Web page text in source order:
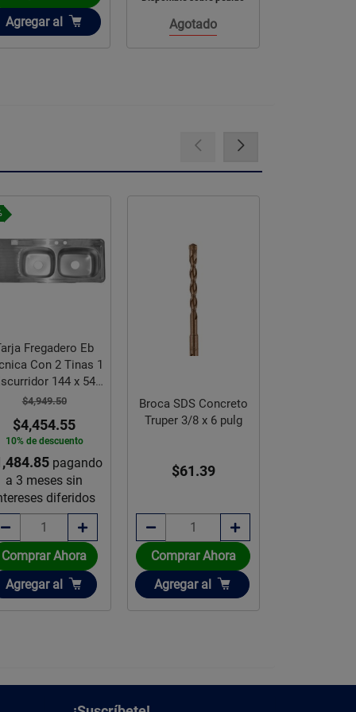
Añadir
Agregar al Agotado
SDS Concreto
Truper 3/8 x 6 pulg
$61.39
Comprar Ahora
Añadir
Agregar al
Broca SDS Concreto
Truper ½ x 6 pul
$89.73
Comprar Ahora
Añadir
Agregar al